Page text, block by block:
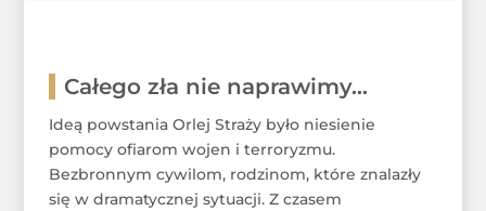
Całego zła nie naprawimy…
Ideą powstania Orlej Straży było niesienie
pomocy ofiarom wojen i terroryzmu.
Bezbronnym cywilom, rodzinom, które znalazły
się w dramatycznej sytuacji. Z czasem